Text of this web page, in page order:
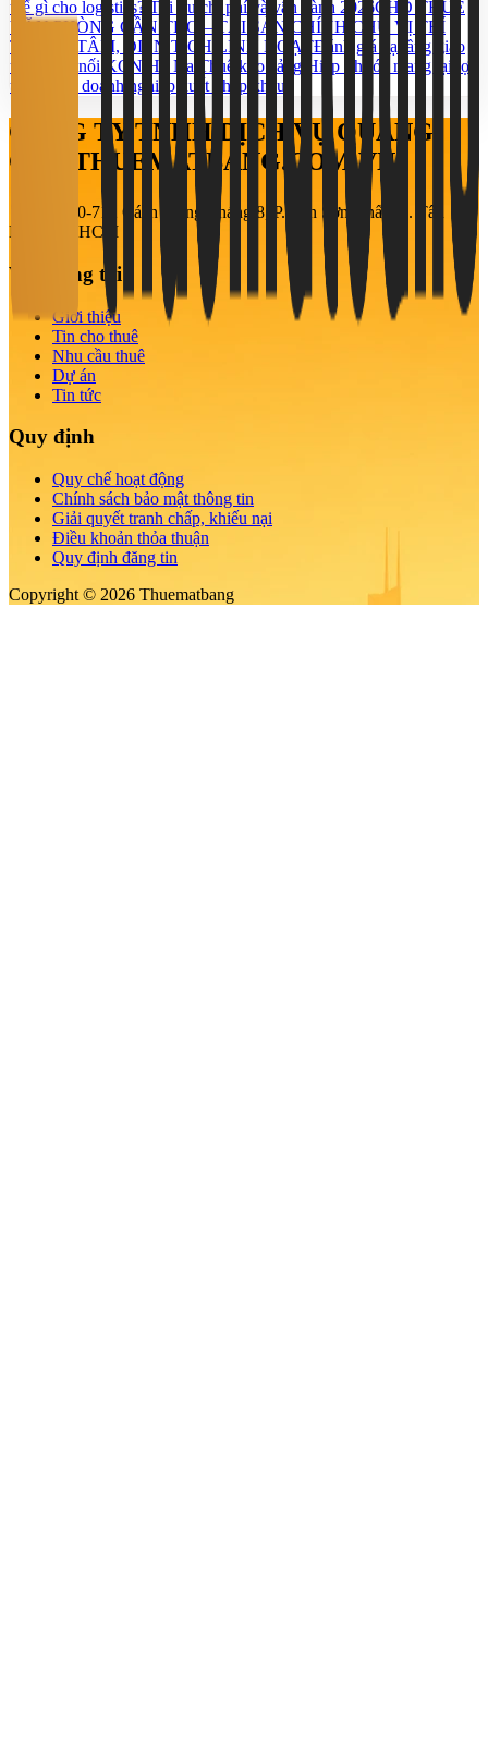
thế gì cho logistics? Tối ưu chi phí và vận hành 2026CHO THUÊ
VĂN PHÒNG CẦN THƠ – TÀI SẢN CHÍNH CHỦ VỊ TRÍ
TRUNG TÂM, DIỆN TÍCH LINH HOẠTĐánh giá hạ tầng giao
thông kết nối KCN Hố Nai
Thuê kho cảng Hiệp Phước mang lại lợi
thế gì cho doanh nghiệp xuất nhập khẩu?
CÔNG TY TNHH DỊCH VỤ QUẢNG
CÁO THUEMATBANG.COM.VN
708-710-712 Cách Mạng Tháng 8, P. Tân Sơn Nhất, Q. Tân
Bình, TP. HCM
Về chúng tôi
Giới thiệu
Tin cho thuê
Nhu cầu thuê
Dự án
Tin tức
Quy định
Quy chế hoạt động
Chính sách bảo mật thông tin
Giải quyết tranh chấp, khiếu nại
Điều khoản thỏa thuận
Quy định đăng tin
Copyright © 2026 Thuematbang